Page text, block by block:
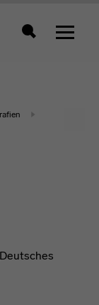
Zeigt